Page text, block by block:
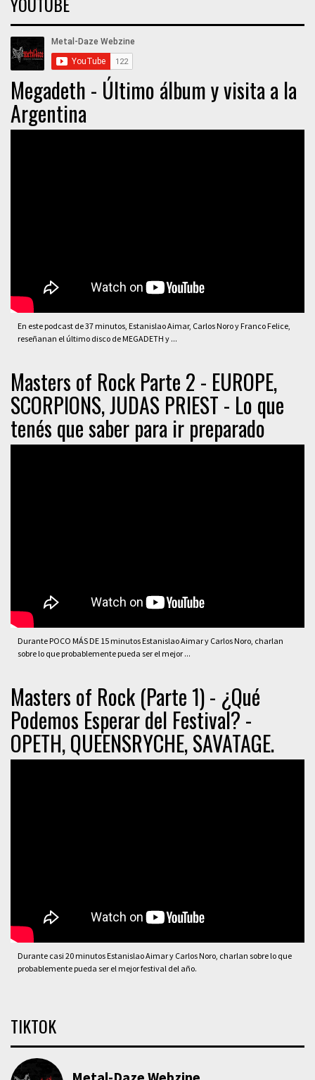
Megadeth - Último álbum y visita a la
Argentina
En este podcast de 37 minutos, Estanislao Aimar, Carlos Noro y Franco Felice,
reseñanan el último disco de MEGADETH y ...
Masters of Rock Parte 2 - EUROPE,
SCORPIONS, JUDAS PRIEST - Lo que
tenés que saber para ir preparado
Durante POCO MÁS DE 15 minutos Estanislao Aimar y Carlos Noro, charlan
sobre lo que probablemente pueda ser el mejor ...
Masters of Rock (Parte 1) - ¿Qué
Podemos Esperar del Festival? -
OPETH, QUEENSRYCHE, SAVATAGE.
Durante casi 20 minutos Estanislao Aimar y Carlos Noro, charlan sobre lo que
probablemente pueda ser el mejor festival del año.
TIKTOK